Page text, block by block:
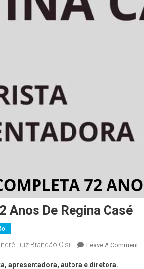
Anos De Regina Casé
Luiz Brandão Cisi Leave A Comment
apresentadora, autora e diretora.